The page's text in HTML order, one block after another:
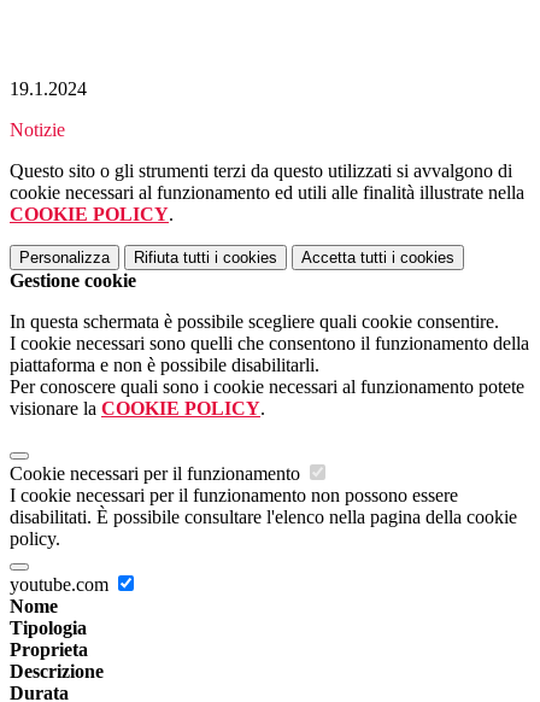
19.1.2024
Notizie
Questo sito o gli strumenti terzi da questo utilizzati si avvalgono di
cookie necessari al funzionamento ed utili alle finalità illustrate nella
COOKIE POLICY.
Personalizza Rifiuta tutti i cookies Accetta tutti i cookies
Gestione cookie
In questa schermata è possibile scegliere quali cookie consentire.
I cookie necessari sono quelli che consentono il funzionamento della
piattaforma e non è possibile disabilitarli.
Per conoscere quali sono i cookie necessari al funzionamento potete
visionare la COOKIE POLICY.
Cookie necessari per il funzionamento
I cookie necessari per il funzionamento non possono essere
disabilitati. È possibile consultare l'elenco nella pagina della cookie
policy.
youtube.com
Nome
Tipologia
Proprieta
Descrizione
Durata